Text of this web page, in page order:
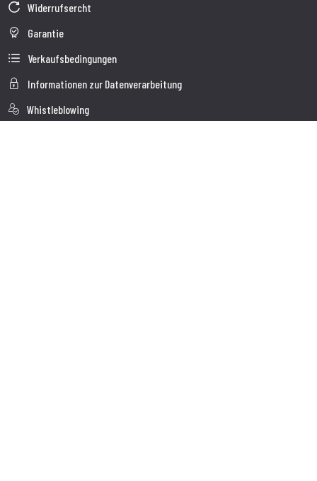
Widerrufsercht
Garantie
Verkaufsbedingungen
Informationen zur Datenverarbeitung
Whistleblowing